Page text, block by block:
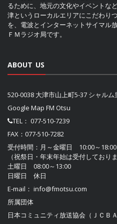
るために、地元の文化やイベントな
津というローカルエリアにこだわり
を、電波とインターネットサイマル
ＦＭラジオ局です。
ABOUT US
520-0038 大津市山上町5-37 シャルム
Google Map FM Otsu
TEL： 077-510-7239
FAX：077-510-7282
受付時間：月～金曜日 10:00～18:00
（祝祭日・年末年始は受付しておりま
土曜日 08:00～13:00
日曜日 休日
E-mail： info@fmotsu.com
所属団体
日本コミュニティ放送協会（ＪＣＢＡ